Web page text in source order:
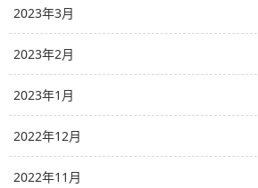
2023年3月
2023年2月
2023年1月
2022年12月
2022年11月